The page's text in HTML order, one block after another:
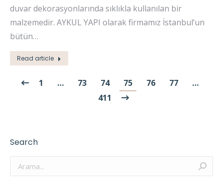
duvar dekorasyonlarında sıklıkla kullanılan bir
malzemedir. AYKUL YAPI olarak firmamız İstanbul’un
bütün…
Read article
1 … 73 74 75 76 77
…
411
Search
Arama: